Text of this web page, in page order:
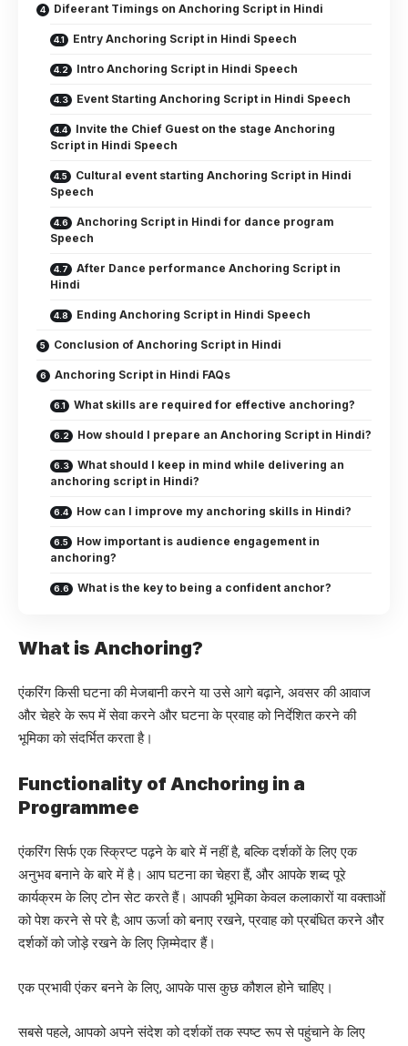
Difeerant Timings on Anchoring Script in Hindi
Entry Anchoring Script in Hindi Speech
Intro Anchoring Script in Hindi Speech
Event Starting Anchoring Script in Hindi Speech
Invite the Chief Guest on the stage Anchoring
Script in Hindi Speech
Cultural event starting Anchoring Script in Hindi
Speech
Anchoring Script in Hindi for dance program
Speech
After Dance performance Anchoring Script in
Hindi
Ending Anchoring Script in Hindi Speech
Conclusion of Anchoring Script in Hindi
Anchoring Script in Hindi FAQs
What skills are required for effective anchoring?
How should I prepare an Anchoring Script in Hindi?
What should I keep in mind while delivering an
anchoring script in Hindi?
How can I improve my anchoring skills in Hindi?
How important is audience engagement in
anchoring?
What is the key to being a confident anchor?
What is Anchoring?
एंकरिंग किसी घटना की मेजबानी करने या उसे आगे बढ़ाने, अवसर की आवाज
और चेहरे के रूप में सेवा करने और घटना के प्रवाह को निर्देशित करने की
भूमिका को संदर्भित करता है।
Functionality of Anchoring in a
Programmee
एंकरिंग सिर्फ एक स्क्रिप्ट पढ़ने के बारे में नहीं है, बल्कि दर्शकों के लिए एक
अनुभव बनाने के बारे में है। आप घटना का चेहरा हैं, और आपके शब्द पूरे
कार्यक्रम के लिए टोन सेट करते हैं। आपकी भूमिका केवल कलाकारों या वक्ताओं
को पेश करने से परे है; आप ऊर्जा को बनाए रखने, प्रवाह को प्रबंधित करने और
दर्शकों को जोड़े रखने के लिए ज़िम्मेदार हैं।
एक प्रभावी एंकर बनने के लिए, आपके पास कुछ कौशल होने चाहिए।
सबसे पहले, आपको अपने संदेश को दर्शकों तक स्पष्ट रूप से पहुंचाने के लिए